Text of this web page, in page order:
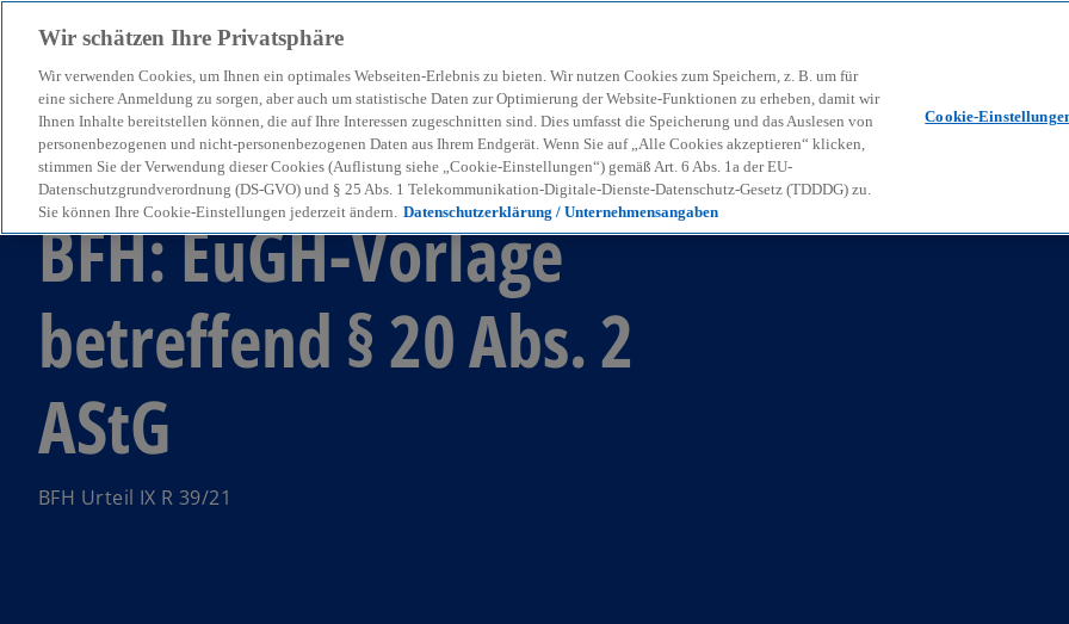
menu
KPMG Tax News
BFH: EuGH-Vorlage
betreffend § 20 Abs. 2
AStG
BFH Urteil IX R 39/21
Wir schätzen Ihre Privatsphäre
Wir verwenden Cookies, um Ihnen ein optimales Webseiten-Erlebnis zu bieten. Wir nutzen Cookies zum Speichern, z. B. um für
eine sichere Anmeldung zu sorgen, aber auch um statistische Daten zur Optimierung der Website-Funktionen zu erheben, damit wir
Ihnen Inhalte bereitstellen können, die auf Ihre Interessen zugeschnitten sind. Dies umfasst die Speicherung und das Auslesen von
personenbezogenen und nicht-personenbezogenen Daten aus Ihrem Endgerät. Wenn Sie auf „Alle Cookies akzeptieren“ klicken,
stimmen Sie der Verwendung dieser Cookies (Auflistung siehe „Cookie-Einstellungen“) gemäß Art. 6 Abs. 1a der EU-
Datenschutzgrundverordnung (DS-GVO) und § 25 Abs. 1 Telekommunikation-Digitale-Dienste-Datenschutz-Gesetz (TDDDG) zu.
Sie können Ihre Cookie-Einstellungen jederzeit ändern. Datenschutzerklärung / Unternehmensangaben
Cookie-